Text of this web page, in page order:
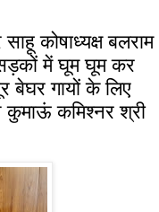
कोषाध्यक्ष बलराम
सड़कों में घूम घूम कर
बेघर गायों के लिए
कुमाऊं कमिश्नर श्री